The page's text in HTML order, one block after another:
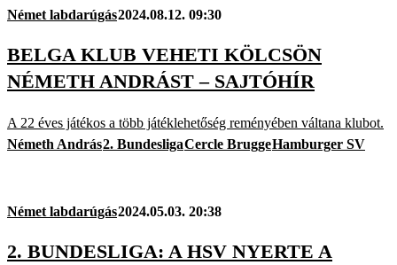
Német labdarúgás2024.08.12. 09:30
BELGA KLUB VEHETI KÖLCSÖN
NÉMETH ANDRÁST – SAJTÓHÍR
A 22 éves játékos a több játéklehetőség reményében váltana klubot.
Németh András2. BundesligaCercle BruggeHamburger SV
Német labdarúgás2024.05.03. 20:38
2. BUNDESLIGA: A HSV NYERTE A